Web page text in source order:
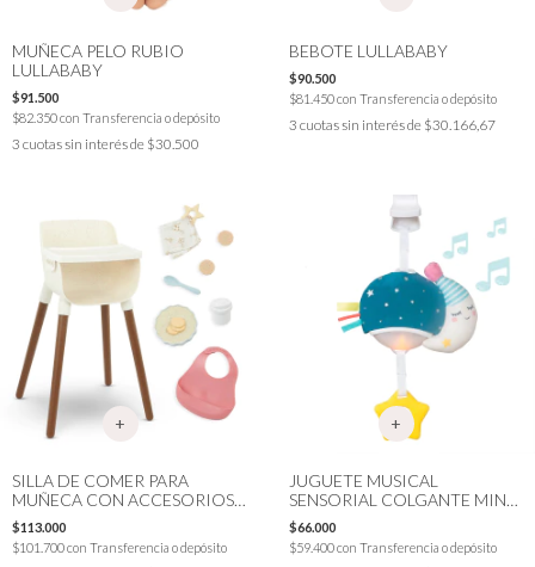
MUÑECA PELO RUBIO
LULLABABY
$91.500
$82.350con Transferencia o depósito
3 cuotas sin interés de $30.500
BEBOTE LULLABABY
$90.500
$81.450con Transferencia o depósito
3 cuotas sin interés de $30.166,67
SILLA DE COMER PARA
MUÑECA CON ACCESORIOS
LULLABABY
$113.000
$101.700con Transferencia o depósito
JUGUETE MUSICAL
SENSORIAL COLGANTE MINI
LUNA LUCES TAF TOYS
$66.000
$59.400con Transferencia o depósito